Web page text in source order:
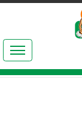
இலக்கியங்கள்
தமிழ் உலகம்